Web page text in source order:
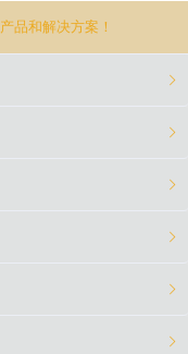
品和解决方案！